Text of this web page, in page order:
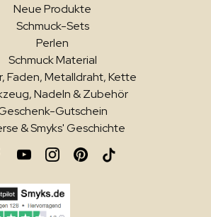
Neue Produkte
Schmuck-Sets
Perlen
Schmuck Material
Faden, Metalldraht, Kette
Nadeln & Zubehör
Gutschein
& Smyks' Geschichte